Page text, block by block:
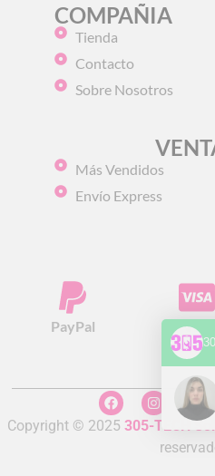
COMPAÑIA
Tienda
Contacto
Sobre Nosotros
Más Vendidos
Envío Express
PayPal Visa
Copyright © 2025 305-TECH